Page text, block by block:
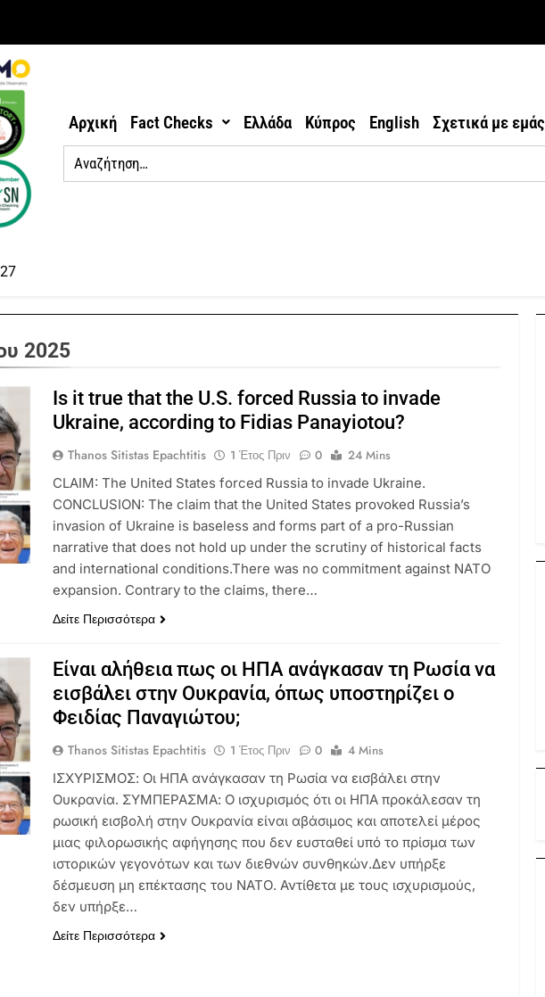
Αρχική Fact Checks Ελλάδα Κύπρος English Σχετικά με εμάς
27
2025
Is it true that the U.S. forced Russia to invade
Ukraine, according to Fidias Panayiotou?
Thanos Sitistas Epachtitis 1 Έτος Πριν 0
24 Mins
CLAIM: The United States forced Russia to invade Ukraine.
CONCLUSION: The claim that the United States provoked Russia’s
invasion of Ukraine is baseless and forms part of a pro-Russian
narrative that does not hold up under the scrutiny of historical facts
and international conditions.There was no commitment against NATO
expansion. Contrary to the claims, there…
Δείτε Περισσότερα
Είναι αλήθεια πως οι ΗΠΑ ανάγκασαν τη Ρωσία να
εισβάλει στην Ουκρανία, όπως υποστηρίζει ο
Φειδίας Παναγιώτου;
Thanos Sitistas Epachtitis 1 Έτος Πριν 0
4 Mins
ΙΣΧΥΡΙΣΜΟΣ: Οι ΗΠΑ ανάγκασαν τη Ρωσία να εισβάλει στην
Ουκρανία. ΣΥΜΠΕΡΑΣΜΑ: Ο ισχυρισμός ότι οι ΗΠΑ προκάλεσαν τη
ρωσική εισβολή στην Ουκρανία είναι αβάσιμος και αποτελεί μέρος
μιας φιλορωσικής αφήγησης που δεν ευσταθεί υπό το πρίσμα των
ιστορικών γεγονότων και των διεθνών συνθηκών.Δεν υπήρξε
δέσμευση μη επέκτασης του ΝΑΤΟ. Αντίθετα με τους ισχυρισμούς,
δεν υπήρξε…
Δείτε Περισσότερα